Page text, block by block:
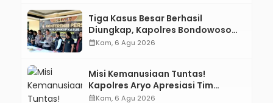
Tiga Kasus Besar Berhasil
Diungkap, Kapolres Bondowoso
Tegaskan Tak Ada Ruang bagi
calendar_monthKam, 6 Agu 2026
Misi Kemanusiaan Tuntas!
Kapolres Aryo Apresiasi Tim
Gabungan, Dua Jenazah Gunung
calendar_monthKam, 6 Agu 2026